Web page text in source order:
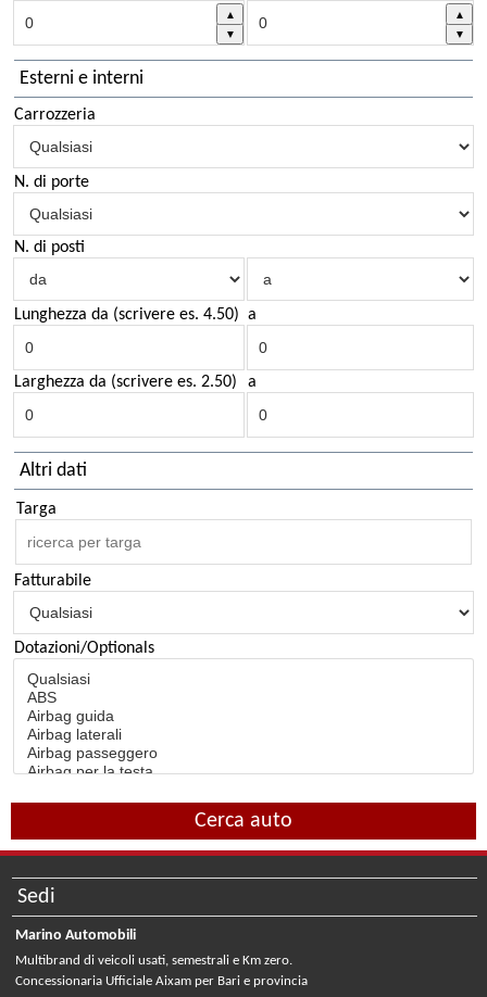
Esterni e interni
Carrozzeria
N. di porte
N. di posti
Lunghezza da (scrivere es. 4.50) a
Larghezza da (scrivere es. 2.50) a
Altri dati
Targa
Fatturabile
Dotazioni/Optionals
Cerca auto
Sedi
Marino Automobili
Multibrand di veicoli usati, semestrali e Km zero.
Concessionaria Ufficiale Aixam per Bari e provincia